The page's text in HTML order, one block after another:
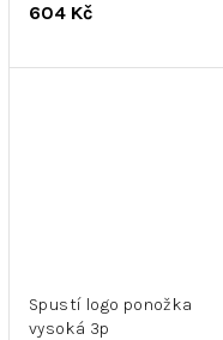
604 Kč
Spustí logo ponožka
vysoká 3p